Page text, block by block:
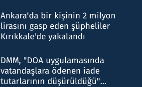
Ankara'da bir kişinin 2 milyon
lirasını gasp eden şüpheliler
Kırıkkale'de yakalandı
DMM, "DOA uygulamasında
vatandaşlara ödenen iade
tutarlarının düşürüldüğü"